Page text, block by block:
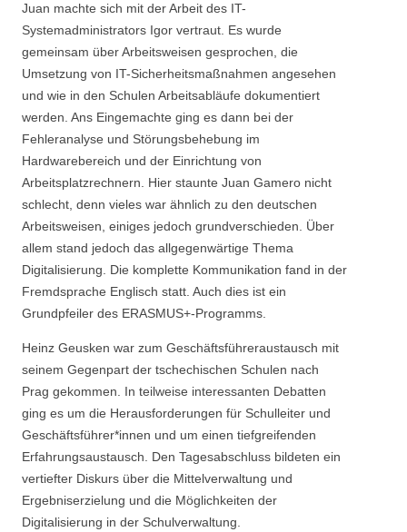
Juan machte sich mit der Arbeit des IT-
Systemadministrators Igor vertraut. Es wurde
gemeinsam über Arbeitsweisen gesprochen, die
Umsetzung von IT-Sicherheitsmaßnahmen angesehen
und wie in den Schulen Arbeitsabläufe dokumentiert
werden. Ans Eingemachte ging es dann bei der
Fehleranalyse und Störungsbehebung im
Hardwarebereich und der Einrichtung von
Arbeitsplatzrechnern. Hier staunte Juan Gamero nicht
schlecht, denn vieles war ähnlich zu den deutschen
Arbeitsweisen, einiges jedoch grundverschieden. Über
allem stand jedoch das allgegenwärtige Thema
Digitalisierung. Die komplette Kommunikation fand in der
Fremdsprache Englisch statt. Auch dies ist ein
Grundpfeiler des ERASMUS+-Programms.
Heinz Geusken war zum Geschäftsführeraustausch mit
seinem Gegenpart der tschechischen Schulen nach
Prag gekommen. In teilweise interessanten Debatten
ging es um die Herausforderungen für Schulleiter und
Geschäftsführer*innen und um einen tiefgreifenden
Erfahrungsaustausch. Den Tagesabschluss bildeten ein
vertiefter Diskurs über die Mittelverwaltung und
Ergebniserzielung und die Möglichkeiten der
Digitalisierung in der Schulverwaltung.